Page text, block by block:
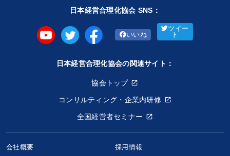
日本経営合理化協会 SNS：
いいね
ツイー
ト
日本経営合理化協会の関連サイト：
協会トップ
コンサルティング・企業内研修
全国経営者セミナー
会社概要 採用情報